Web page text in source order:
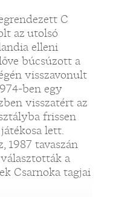
C
az utolsó
elleni
búcsúzott a
visszavonult
ben egy
visszatért az
frissen
lett.
1987 tavaszán
a
Csarnoka tagjai